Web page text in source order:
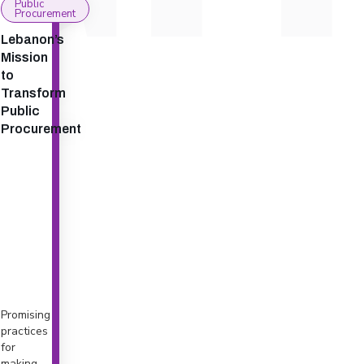
Public
Procurement
Lebanon’s
Mission
to
Transform
Public
Procurement
Promising
practices
for